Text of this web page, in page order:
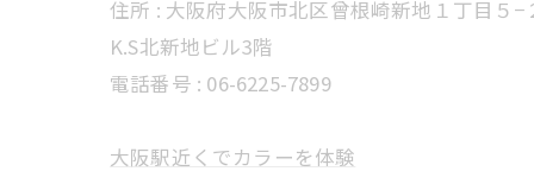
住所 : 大阪府大阪市北区曾根崎新地１丁目５−
K.S北新地ビル3階
電話番号 : 06-6225-7899
大阪駅近くでカラーを体験